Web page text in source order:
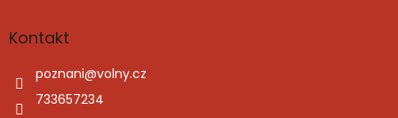
aKontakt
poznani@volny.cz
733657234